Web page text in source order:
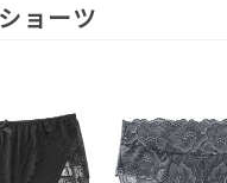
ョーツ